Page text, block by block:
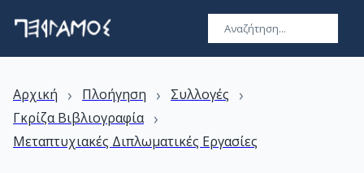
Αρχική › Πλοήγηση › Συλλογές ›
Γκρίζα Βιβλιογραφία ›
Μεταπτυχιακές Διπλωματικές Εργασίες